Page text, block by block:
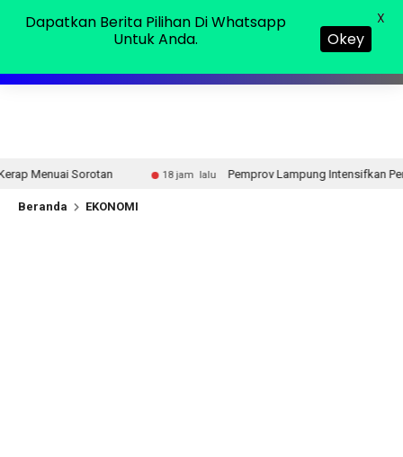
18 jam lalu Pemprov Lampung Intensifkan Percepatan
Beranda EKONOMI
Dapatkan Berita Pilihan Di Whatsapp
Untuk Anda.
Okey
X